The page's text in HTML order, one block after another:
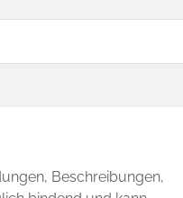
Beschreibungen,